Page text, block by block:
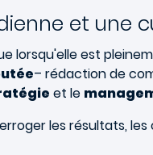
et une
lorsqu'elle est
– rédaction de
et le
les résultats,